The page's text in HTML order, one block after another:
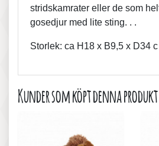
stridskamrater eller de som
gosedjur med lite sting. . .
Storlek: ca H18 x B9,5 x D34 c
Kunder som köpt denna